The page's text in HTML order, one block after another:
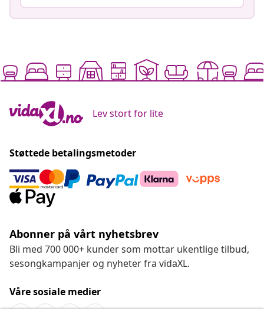
Lev stort for lite
Støttede betalingsmetoder
Abonner på vårt nyhetsbrev
Bli med 700 000+ kunder som mottar ukentlige tilbud,
sesongkampanjer og nyheter fra vidaXL.
Våre sosiale medier